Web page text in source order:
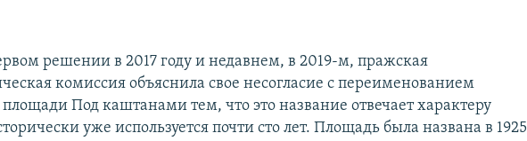
решении в 2017 году и недавнем, в 2019-м, пражская
комиссия объяснила свое несогласие с переименованием
Под каштанами тем, что это название отвечает характеру
уже используется почти сто лет. Площадь была названа в 1925